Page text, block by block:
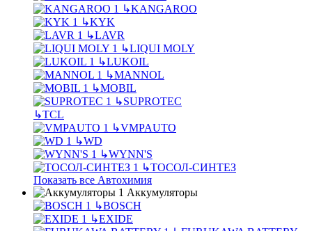
↳KANGAROO
↳KYK
↳LAVR
↳LIQUI MOLY
↳LUKOIL
↳MANNOL
↳MOBIL
↳SUPROTEC
↳TCL
↳VMPAUTO
↳WD
↳WYNN'S
↳ТОСОЛ-СИНТЕЗ
Показать все Автохимия
Аккумуляторы
↳BOSCH
↳EXIDE